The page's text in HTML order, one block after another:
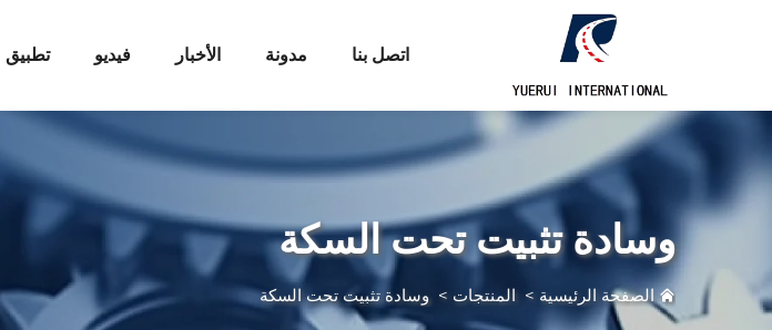
تطبيق فيديو الأخبار مدونة اتصل بنا
وسادة تثبيت تحت السكة
الصفحة الرئيسية > المنتجات > وسادة تثبيت تحت السكة